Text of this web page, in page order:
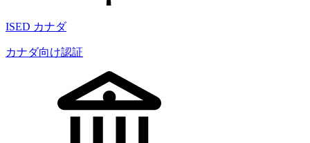
ISED カナダ
カナダ向け認証